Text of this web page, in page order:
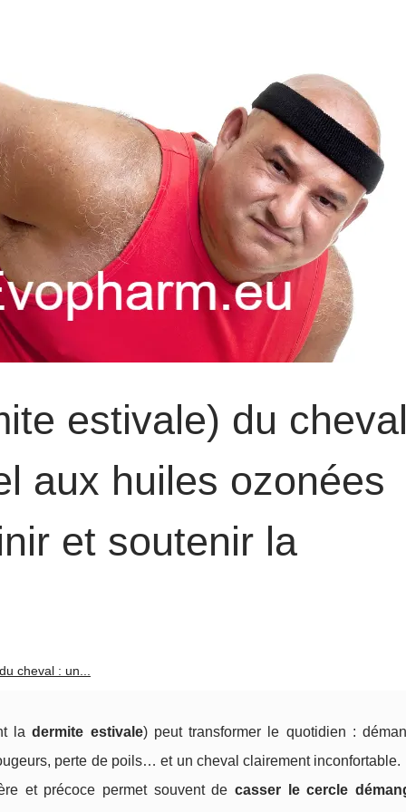
estivale) du
aux huiles ozonées
et soutenir la
cheval : un...
ladermite estivale) peut transformer le quotidien :
perte de poils… et un cheval clairement inconfortable.
et précoce permet souvent de casser le cercle